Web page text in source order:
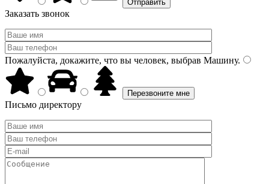
Заказать звонок
Пожалуйста, докажите, что вы человек, выбрав Машину.
Письмо директору